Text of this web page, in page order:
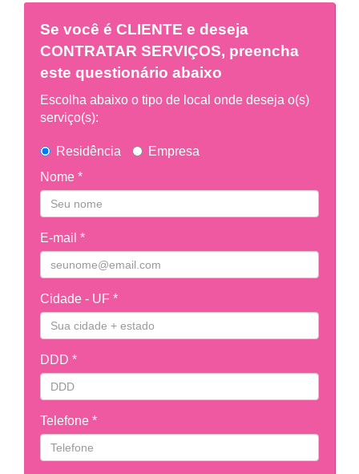
Se você é CLIENTE e deseja
CONTRATAR SERVIÇOS, preencha
este questionário abaixo
Escolha abaixo o tipo de local onde deseja o(s)
serviço(s):
Residência
Empresa
Nome *
E-mail *
Cidade - UF *
DDD *
Telefone *